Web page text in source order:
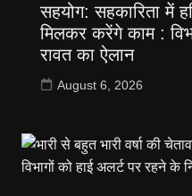
सहयोग: सहकारिता में
मिलकर करेंगे काम :
रावत का ऐलान
August 6, 2026